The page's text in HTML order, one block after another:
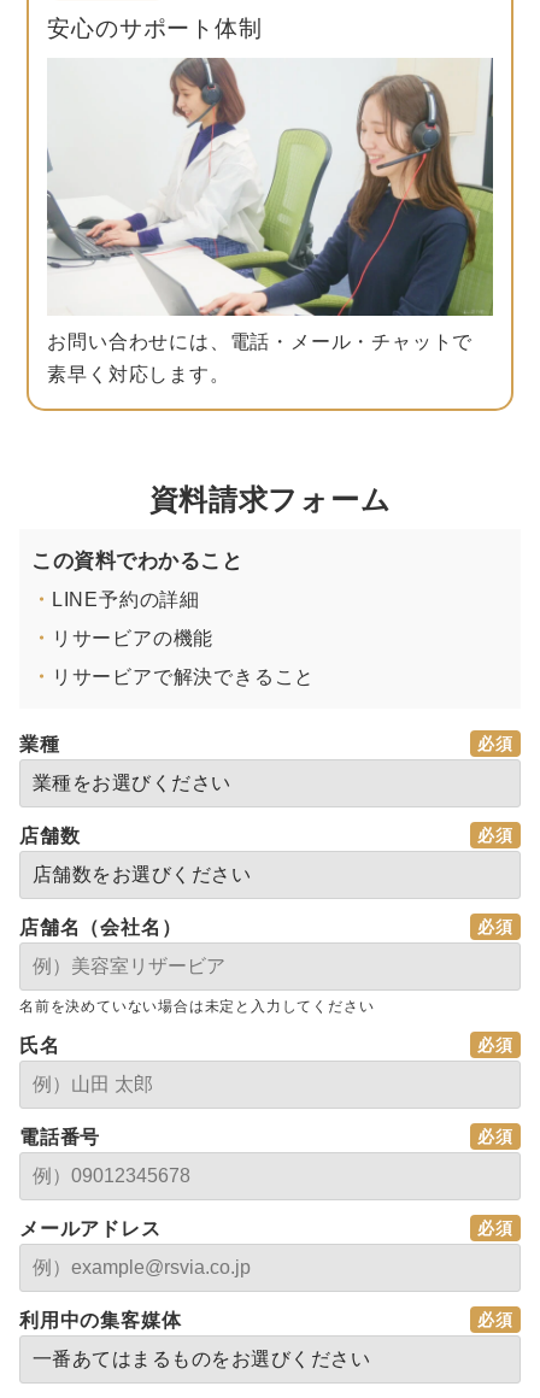
安心のサポート体制
お問い合わせには、電話・メール・チャットで
素早く対応します。
資料請求フォーム
この資料でわかること
・ LINE予約の詳細
・ リサービアの機能
・ リサービアで解決できること
業種
店舗数
店舗名（会社名）
名前を決めていない場合は未定と入力してください
氏名
電話番号
メールアドレス
利用中の集客媒体